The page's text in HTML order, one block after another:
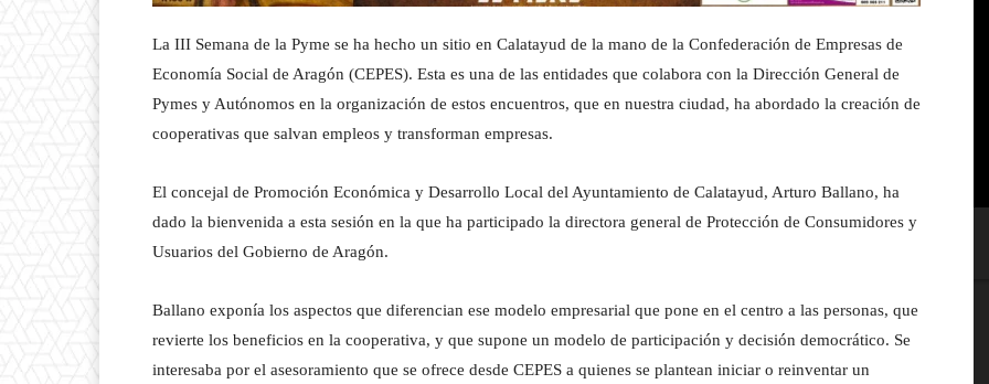
La III Semana de la Pyme se ha hecho un sitio en Calatayud de la mano de la Confederación de Empresas de
Economía Social de Aragón (CEPES). Esta es una de las entidades que colabora con la Dirección General de
Pymes y Autónomos en la organización de estos encuentros, que en nuestra ciudad, ha abordado la creación de
cooperativas que salvan empleos y transforman empresas.
El concejal de Promoción Económica y Desarrollo Local del Ayuntamiento de Calatayud, Arturo Ballano, ha
dado la bienvenida a esta sesión en la que ha participado la directora general de Protección de Consumidores y
Usuarios del Gobierno de Aragón.
Ballano exponía los aspectos que diferencian ese modelo empresarial que pone en el centro a las personas, que
revierte los beneficios en la cooperativa, y que supone un modelo de participación y decisión democrático. Se
interesaba por el asesoramiento que se ofrece desde CEPES a quienes se plantean iniciar o reinventar un